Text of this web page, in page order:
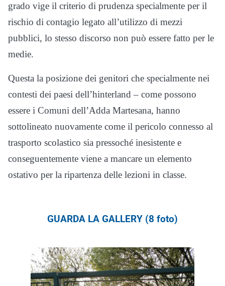
grado vige il criterio di prudenza specialmente per il
rischio di contagio legato all’utilizzo di mezzi
pubblici, lo stesso discorso non può essere fatto per le
medie.
Questa la posizione dei genitori che specialmente nei
contesti dei paesi dell’hinterland – come possono
essere i Comuni dell’Adda Martesana, hanno
sottolineato nuovamente come il pericolo connesso al
trasporto scolastico sia pressoché inesistente e
conseguentemente viene a mancare un elemento
ostativo per la ripartenza delle lezioni in classe.
GUARDA LA GALLERY (8 foto)